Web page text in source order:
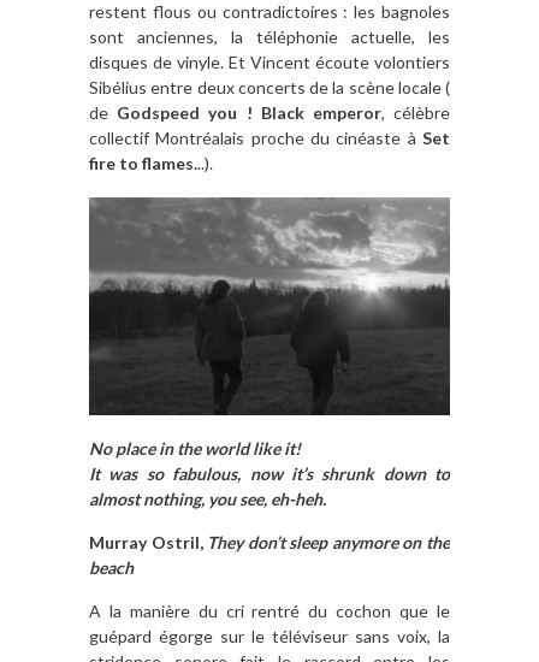
restent flous ou contradictoires : les bagnoles
sont anciennes, la téléphonie actuelle, les
disques de vinyle. Et Vincent écoute volontiers
Sibélius entre deux concerts de la scène locale (
de Godspeed you ! Black emperor, célèbre
collectif Montréalais proche du cinéaste à Set
fire to flames...).
No place in the world like it!
It was so fabulous, now it’s shrunk down to
almost nothing, you see, eh-heh.
Murray Ostril,They don’t sleep anymore on the
beach
A la manière du cri rentré du cochon que le
guépard égorge sur le téléviseur sans voix, la